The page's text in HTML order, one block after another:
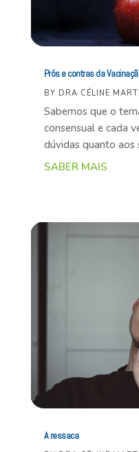
Prós e contras da
BY DRA CÉLINE
Sabemos que o
consensual e cada
dúvidas quanto aos
SABER MAIS
A ressaca